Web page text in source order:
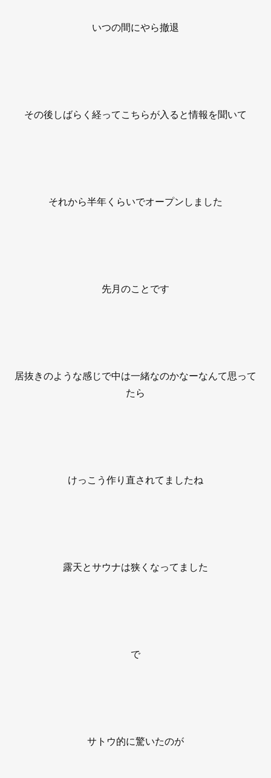
いつの間にやら撤退
その後しばらく経ってこちらが入ると情報を聞いて
それから半年くらいでオープンしました
先月のことです
居抜きのような感じで中は一緒なのかなーなんて思って
たら
けっこう作り直されてましたね
露天とサウナは狭くなってました
で
サトウ的に驚いたのが